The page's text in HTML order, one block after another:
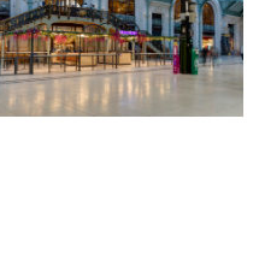
Gare de Lyon, Galerie Diderot